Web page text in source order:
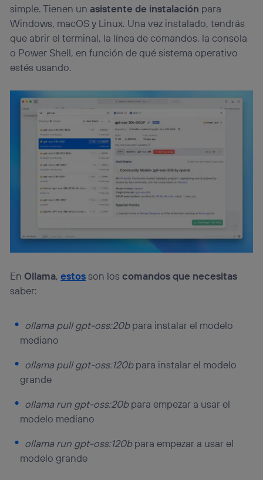
simple. Tienen un asistente de instalación para
Windows, macOS y Linux. Una vez instalado, tendrás
que abrir el terminal, la línea de comandos, la consola
o Power Shell, en función de qué sistema operativo
estés usando.
En Ollama,estosson loscomandos que necesitas
saber:
ollama pull gpt-oss:20bpara instalar el modelo
mediano
ollama pull gpt-oss:120bpara instalar el modelo
grande
ollama run gpt-oss:20bpara empezar a usar el
modelo mediano
ollama run gpt-oss:120bpara empezar a usar el
modelo grande